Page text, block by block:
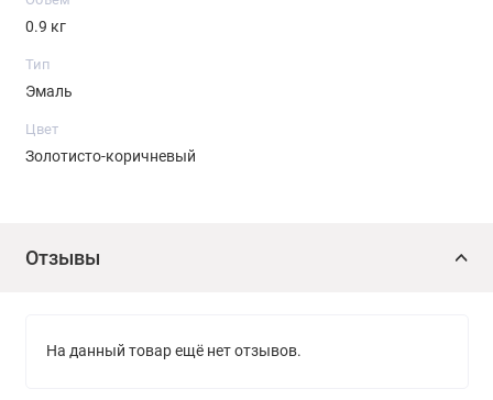
0.9 кг
Тип
Эмаль
Цвет
Золотисто-коричневый
Отзывы
На данный товар ещё нет отзывов.